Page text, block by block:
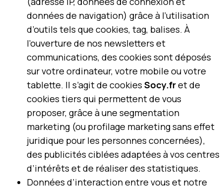
données de navigation) grâce à l’utilisation
d’outils tels que cookies, tag, balises. À
l’ouverture de nos newsletters et
communications, des cookies sont déposés
sur votre ordinateur, votre mobile ou votre
tablette. Il s’agit de cookies Socy.fret de
cookies tiers qui permettent de vous
proposer, grâce à une segmentation
marketing (ou profilage marketing sans effet
juridique pour les personnes concernées),
des publicités ciblées adaptées à vos centres
d’intérêts et de réaliser des statistiques.
Données d’interaction entre vous et notre